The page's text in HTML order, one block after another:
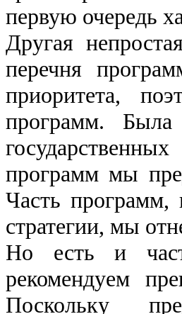
первую очередь
Другая
перечня
приоритета,
программ. Была
программ мы
Часть программ,
стратегии, мы
Но есть и
рекомендуем
Поскольку